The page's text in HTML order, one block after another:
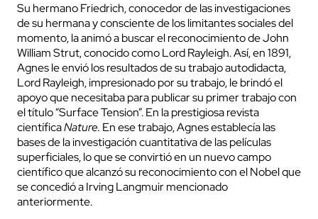
Su hermano Friedrich, conocedor de las investigaciones
de su hermana y consciente de los limitantes sociales del
momento, la animó a buscar el reconocimiento de John
William Strut, conocido como Lord Rayleigh. Así, en 1891,
Agnes le envió los resultados de su trabajo autodidacta,
Lord Rayleigh, impresionado por su trabajo, le brindó el
apoyo que necesitaba para publicar su primer trabajo con
el título “Surface Tension”. En la prestigiosa revista
científicaNature. En ese trabajo, Agnes establecía las
bases de la investigación cuantitativa de las películas
superficiales, lo que se convirtió en un nuevo campo
científico que alcanzó su reconocimiento con el Nobel que
se concedió a Irving Langmuir mencionado
anteriormente.